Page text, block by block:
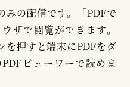
の配信です。「PDFで
ザで閲覧ができます。
を押すと端末にPDFをダ
ビューワーで読めま